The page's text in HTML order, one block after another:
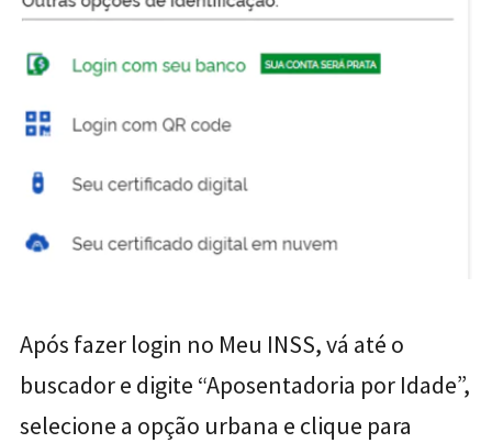
Após fazer login no Meu INSS, vá até o
buscador e digite “Aposentadoria por Idade”,
selecione a opção urbana e clique para